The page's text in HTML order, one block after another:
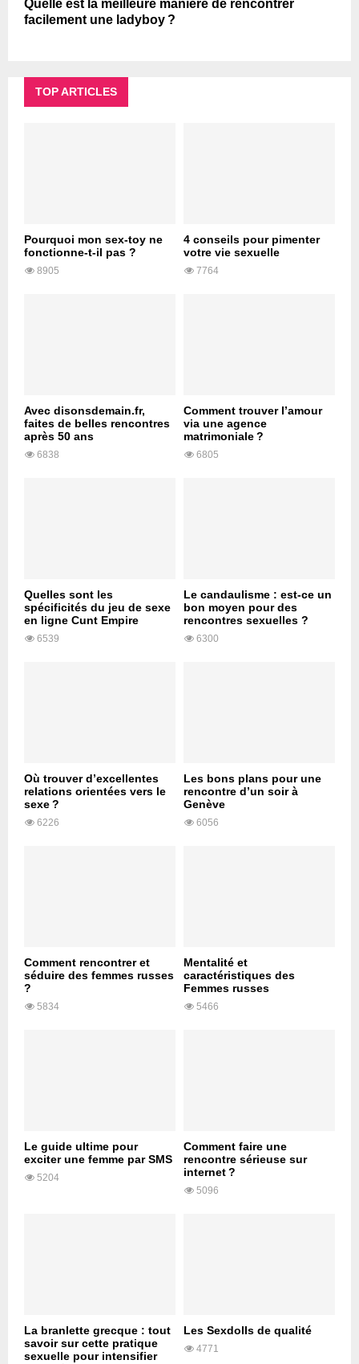
Quelle est la meilleure manière de rencontrer
facilement une ladyboy ?
TOP ARTICLES
Pourquoi mon sex-toy ne
fonctionne-t-il pas ?
8905
4 conseils pour pimenter
votre vie sexuelle
7764
Avec disonsdemain.fr,
faites de belles rencontres
après 50 ans
6838
Comment trouver l’amour
via une agence
matrimoniale ?
6805
Quelles sont les
spécificités du jeu de sexe
en ligne Cunt Empire
6539
Le candaulisme : est-ce un
bon moyen pour des
rencontres sexuelles ?
6300
Où trouver d’excellentes
relations orientées vers le
sexe ?
6226
Les bons plans pour une
rencontre d’un soir à
Genève
6056
Comment rencontrer et
séduire des femmes russes
?
5834
Mentalité et
caractéristiques des
Femmes russes
5466
Le guide ultime pour
exciter une femme par SMS
5204
Comment faire une
rencontre sérieuse sur
internet ?
5096
La branlette grecque : tout
savoir sur cette pratique
sexuelle pour intensifier
Les Sexdolls de qualité
4771